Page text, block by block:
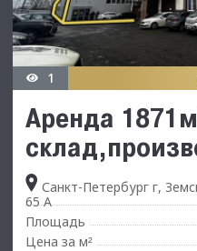
1
Аренда
Санкт-Петербург г,
65 А
Площадь
Цена за м²